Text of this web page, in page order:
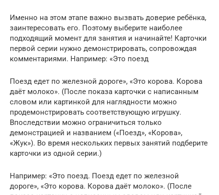
Именно на этом этапе важно вызвать доверие ребёнка,
заинтересовать его. Поэтому выберите наиболее
подходящий момент для занятия и начинайте! Карточки
первой серии нужно демонстрировать, сопровождая
комментариями. Например: «Это поезд
Поезд едет по железной дороге», «Это корова. Корова
даёт молоко». (После показа карточки с написанным
словом или картинкой для наглядности можно
продемонстрировать соответствующую игрушку.
Впоследствии можно ограничиться только
демонстрацией и названием («Поезд», «Корова»,
«Жук»). Во время нескольких первых занятий подберите
карточки из одной серии.)
Например: «Это поезд. Поезд едет по железной
дороге», «Это корова. Корова даёт молоко». (После